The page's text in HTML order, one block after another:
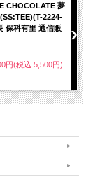
CHOCOLATE 夢
2224-
保科有里 通信販
円(税込 5,500円)